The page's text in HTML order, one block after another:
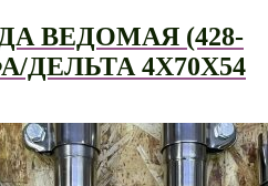
ВЕДОМАЯ (428-
ДЕЛЬТА 4Х70Х54